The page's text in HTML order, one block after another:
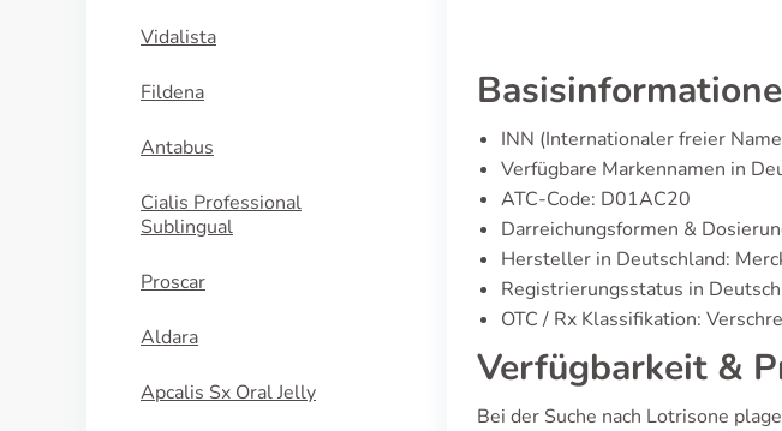
Vidalista
Fildena
Antabus
Cialis Professional
Sublingual
Proscar
Aldara
Apcalis Sx Oral Jelly
INN (Internationaler freier
Verfügbare Markennamen in
ATC-Code: D01AC20
Darreichungsformen &
Hersteller in Deutschland:
Registrierungsstatus in
OTC / Rx Klassifikation:
Verfügbarkeit &
Bei der Suche nach Lotrisone